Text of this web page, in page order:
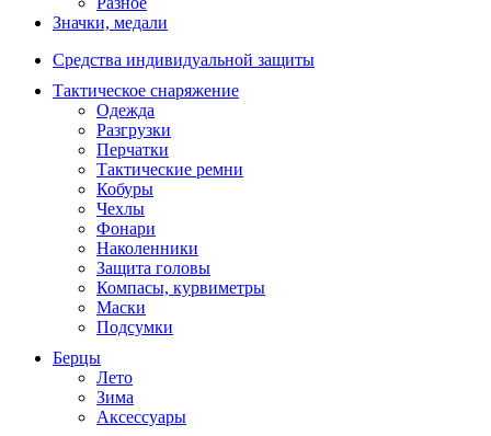
Значки, медали
Средства индивидуальной защиты
Тактическое снаряжение
Одежда
Разгрузки
Перчатки
Тактические ремни
Кобуры
Чехлы
Фонари
Наколенники
Защита головы
Компасы, курвиметры
Маски
Подсумки
Берцы
Лето
Зима
Аксессуары